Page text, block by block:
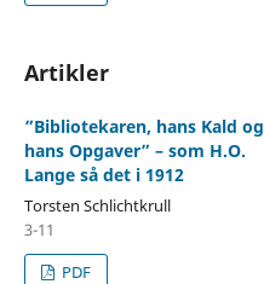
Artikler
”Bibliotekaren, hans Kald og
hans Opgaver” – som H.O.
Lange så det i 1912
Torsten Schlichtkrull
3-11
PDF